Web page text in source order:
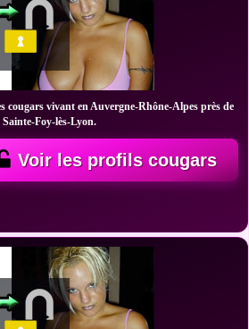
cougars vivant en Auvergne-Rhône-Alpes près de
Sainte-Foy-lès-Lyon.
Voir les profils cougars